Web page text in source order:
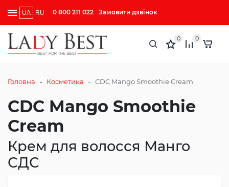
UA RU 0 800 211 022 Замовити дзвінок
0 0
Головна - Косметика - CDC Mango Smoothie Cream
CDC Mango Smoothie
Cream
Крем для волосся Манго
СДС